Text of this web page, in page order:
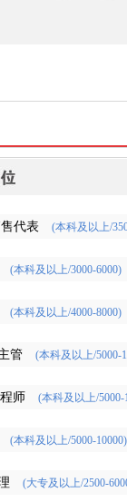
代表 (本科及以上/
(本科及以上/3000-6000)
(本科及以上/4000-8000)
管 (本科及以上/5000-
师 (本科及以上/5000-
(本科及以上/5000-10000)
(大专及以上/2500-